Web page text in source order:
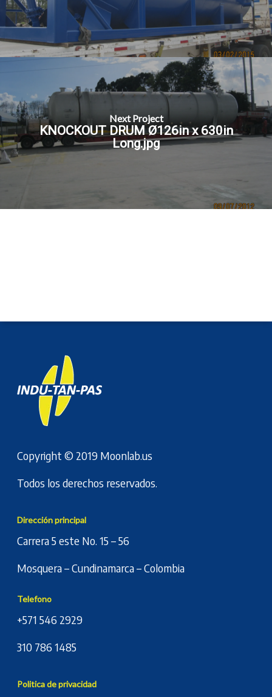
Next Project
KNOCKOUT DRUM Ø126in x 630in
Long.jpg
Copyright © 2019 Moonlab.us
Todos los derechos reservados.
Dirección principal
Carrera 5 este No. 15 – 56
Mosquera – Cundinamarca – Colombia
Telefono
+571 546 2929
310 786 1485
Politica de privacidad